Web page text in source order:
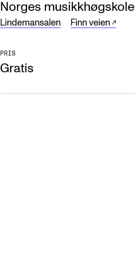
Norges musikkhøgskole
Lindemansalen Finn veien
PRIS
Gratis